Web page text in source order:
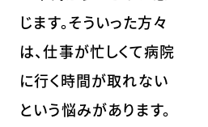
じます。そういった方々
は、仕事が忙しくて病院
に行く時間が取れない
という悩みがあります。